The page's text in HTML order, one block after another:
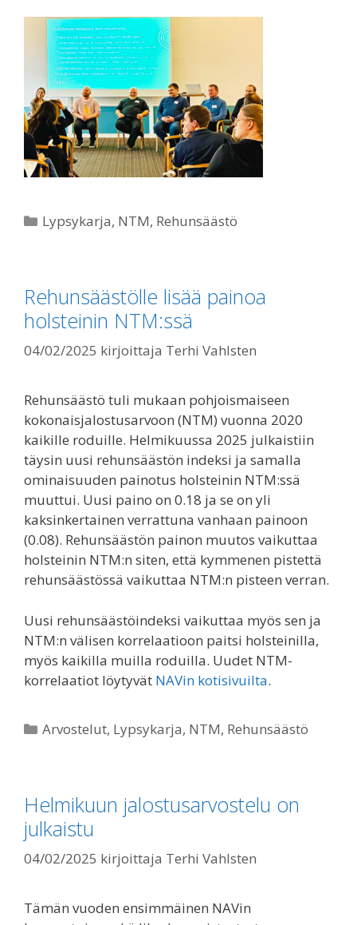
Kategoriat
Lypsykarja, NTM, Rehunsäästö
Rehunsäästölle lisää painoa
holsteinin NTM:ssä
04/02/2025 kirjoittaja Terhi Vahlsten
Rehunsäästö tuli mukaan pohjoismaiseen
kokonaisjalostusarvoon (NTM) vuonna 2020
kaikille roduille. Helmikuussa 2025 julkaistiin
täysin uusi rehunsäästön indeksi ja samalla
ominaisuuden painotus holsteinin NTM:ssä
muuttui. Uusi paino on 0.18 ja se on yli
kaksinkertainen verrattuna vanhaan painoon
(0.08). Rehunsäästön painon muutos vaikuttaa
holsteinin NTM:n siten, että kymmenen pistettä
rehunsäästössä vaikuttaa NTM:n pisteen verran.
Uusi rehunsäästöindeksi vaikuttaa myös sen ja
NTM:n välisen korrelaatioon paitsi holsteinilla,
myös kaikilla muilla roduilla. Uudet NTM-
korrelaatiot löytyvät NAVin kotisivuilta.
Kategoriat
Arvostelut, Lypsykarja, NTM, Rehunsäästö
Helmikuun jalostusarvostelu on
julkaistu
04/02/2025 kirjoittaja Terhi Vahlsten
Tämän vuoden ensimmäinen NAVin